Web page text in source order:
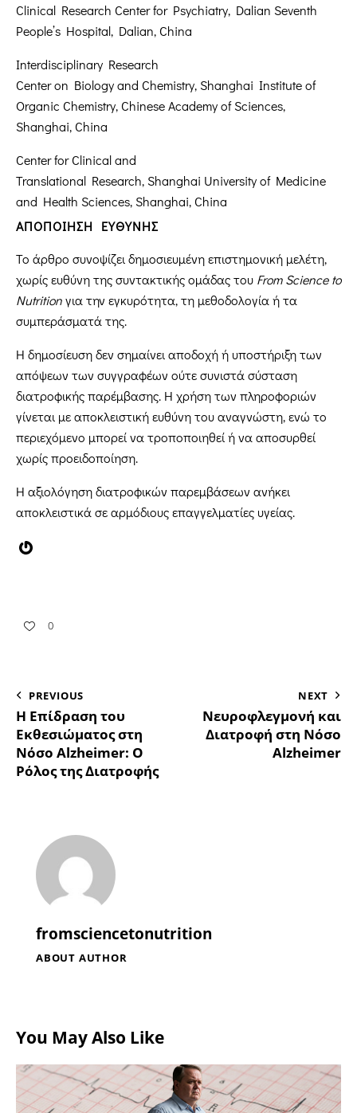
Clinical Research Center for Psychiatry, Dalian Seventh
People’s Hospital, Dalian, China
Interdisciplinary Research
Center on Biology and Chemistry, Shanghai Institute of
Organic Chemistry, Chinese Academy of Sciences,
Shanghai, China
Center for Clinical and
Translational Research, Shanghai University of Medicine
and Health Sciences, Shanghai, China
ΑΠΟΠΟΙΗΣΗ ΕΥΘΥΝΗΣ
Το άρθρο συνοψίζει δημοσιευμένη επιστημονική μελέτη,
χωρίς ευθύνη της συντακτικής ομάδας του FromScienceto
Nutritionγια την εγκυρότητα, τη μεθοδολογία ή τα
συμπεράσματά της.
Η δημοσίευση δεν σημαίνει αποδοχή ή υποστήριξη των
απόψεων των συγγραφέων ούτε συνιστά σύσταση
διατροφικής παρέμβασης. Η χρήση των πληροφοριών
γίνεται με αποκλειστική ευθύνη του αναγνώστη, ενώ το
περιεχόμενο μπορεί να τροποποιηθεί ή να αποσυρθεί
χωρίς προειδοποίηση.
Η αξιολόγηση διατροφικών παρεμβάσεων ανήκει
αποκλειστικά σε αρμόδιους επαγγελματίες υγείας.
0
PREVIOUS
Η Επίδραση του
Εκθεσιώματος στη
Νόσο Alzheimer: Ο
Ρόλος της Διατροφής
NEXT
Νευροφλεγμονή και
Διατροφή στη Νόσο
Alzheimer
fromsciencetonutrition
ABOUT AUTHOR
You May Also Like